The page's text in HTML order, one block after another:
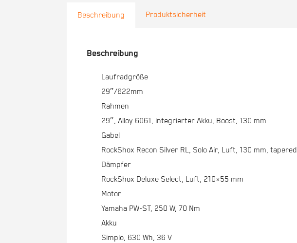
Beschreibung Produktsicherheit
Beschreibung
Laufradgröße
29″/622mm
Rahmen
29″, Alloy 6061, integrierter Akku, Boost, 130 mm
Gabel
RockShox Recon Silver RL, Solo Air, Luft, 130 mm, tapered
Dämpfer
RockShox Deluxe Select, Luft, 210×55 mm
Motor
Yamaha PW-ST, 250 W, 70 Nm
Akku
Simplo, 630 Wh, 36 V